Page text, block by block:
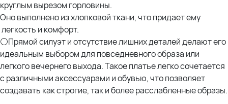
круглым вырезом горловины.
Оно выполнено из хлопковой ткани, что придает ему
легкость и комфорт.
⚪Прямой силуэт и отсутствие лишних деталей делают его
идеальным выбором для повседневного образа или
легкого вечернего выхода. Такое платье легко сочетается
с различными аксессуарами и обувью, что позволяет
создавать как строгие, так и более расслабленные образы.